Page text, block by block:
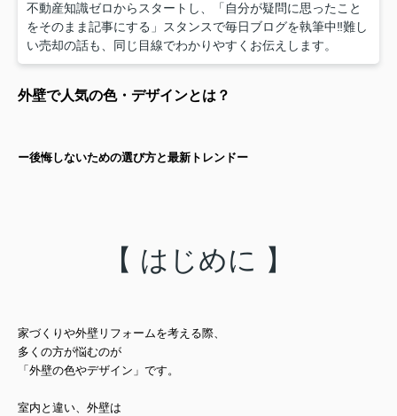
不動産知識ゼロからスタートし、「自分が疑問に思ったこと
をそのまま記事にする」スタンスで毎日ブログを執筆中‼︎難し
い売却の話も、同じ目線でわかりやすくお伝えします。
外壁で人気の色・デザインとは？
ー後悔しないための選び方と最新トレンドー
【 はじめに 】
家づくりや外壁リフォームを考える際、
多くの方が悩むのが
「外壁の色やデザイン」です。
室内と違い、外壁は